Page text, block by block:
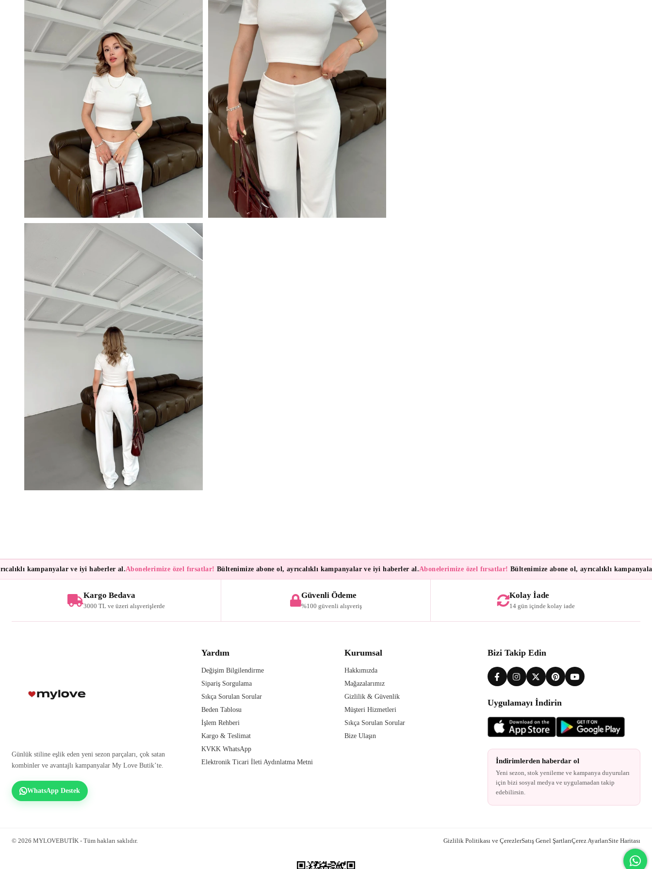
kampanyalar ve iyi haberler al.Abonelerimize özel fırsatlar!Bültenimize abone ol, ayrıcalıklı kampanyalar ve iyi haberler al.Abonelerimize özel fırsatlar!Bültenimize abone ol, ayrıcalıklı kampanyalar
Kargo Bedava
3000 TL ve üzeri alışverişlerde
Güvenli Ödeme
%100 güvenli alışveriş
Kolay İade
14 gün içinde kolay iade
Günlük stiline eşlik eden yeni sezon parçaları, çok satan
kombinler ve avantajlı kampanyalar My Love Butik’te.
WhatsApp Destek
Yardım
Değişim Bilgilendirme
Sipariş Sorgulama
Sıkça Sorulan Sorular
Beden Tablosu
İşlem Rehberi
Kargo & Teslimat
KVKK WhatsApp
Elektronik Ticari İleti Aydınlatma Metni
Kurumsal
Hakkımızda
Mağazalarımız
Gizlilik & Güvenlik
Müşteri Hizmetleri
Sıkça Sorulan Sorular
Bize Ulaşın
Bizi Takip Edin
Uygulamayı İndirin
İndirimlerden haberdar ol
Yeni sezon, stok yenileme ve kampanya duyuruları
için bizi sosyal medya ve uygulamadan takip
edebilirsin.
© 2026 MYLOVEBUTİK - Tüm hakları saklıdır. Gizlilik Politikası ve ÇerezlerSatış Genel ŞartlarıÇerez AyarlarıSite Haritası